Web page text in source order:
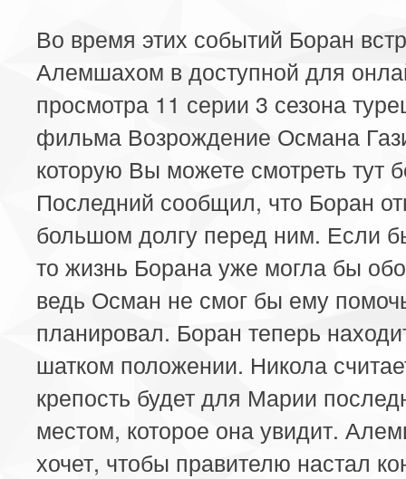
Во время этих событий Боран
Алемшахом в доступной для
просмотра 11 серии 3 сезона
фильма Возрождение Османа
которую Вы можете смотреть тут
Последний сообщил, что Боран
большом долгу перед ним. Если
то жизнь Борана уже могла бы
ведь Осман не смог бы ему
планировал. Боран теперь
шатком положении. Никола
крепость будет для Марии
местом, которое она увидит.
хочет, чтобы правителю настал